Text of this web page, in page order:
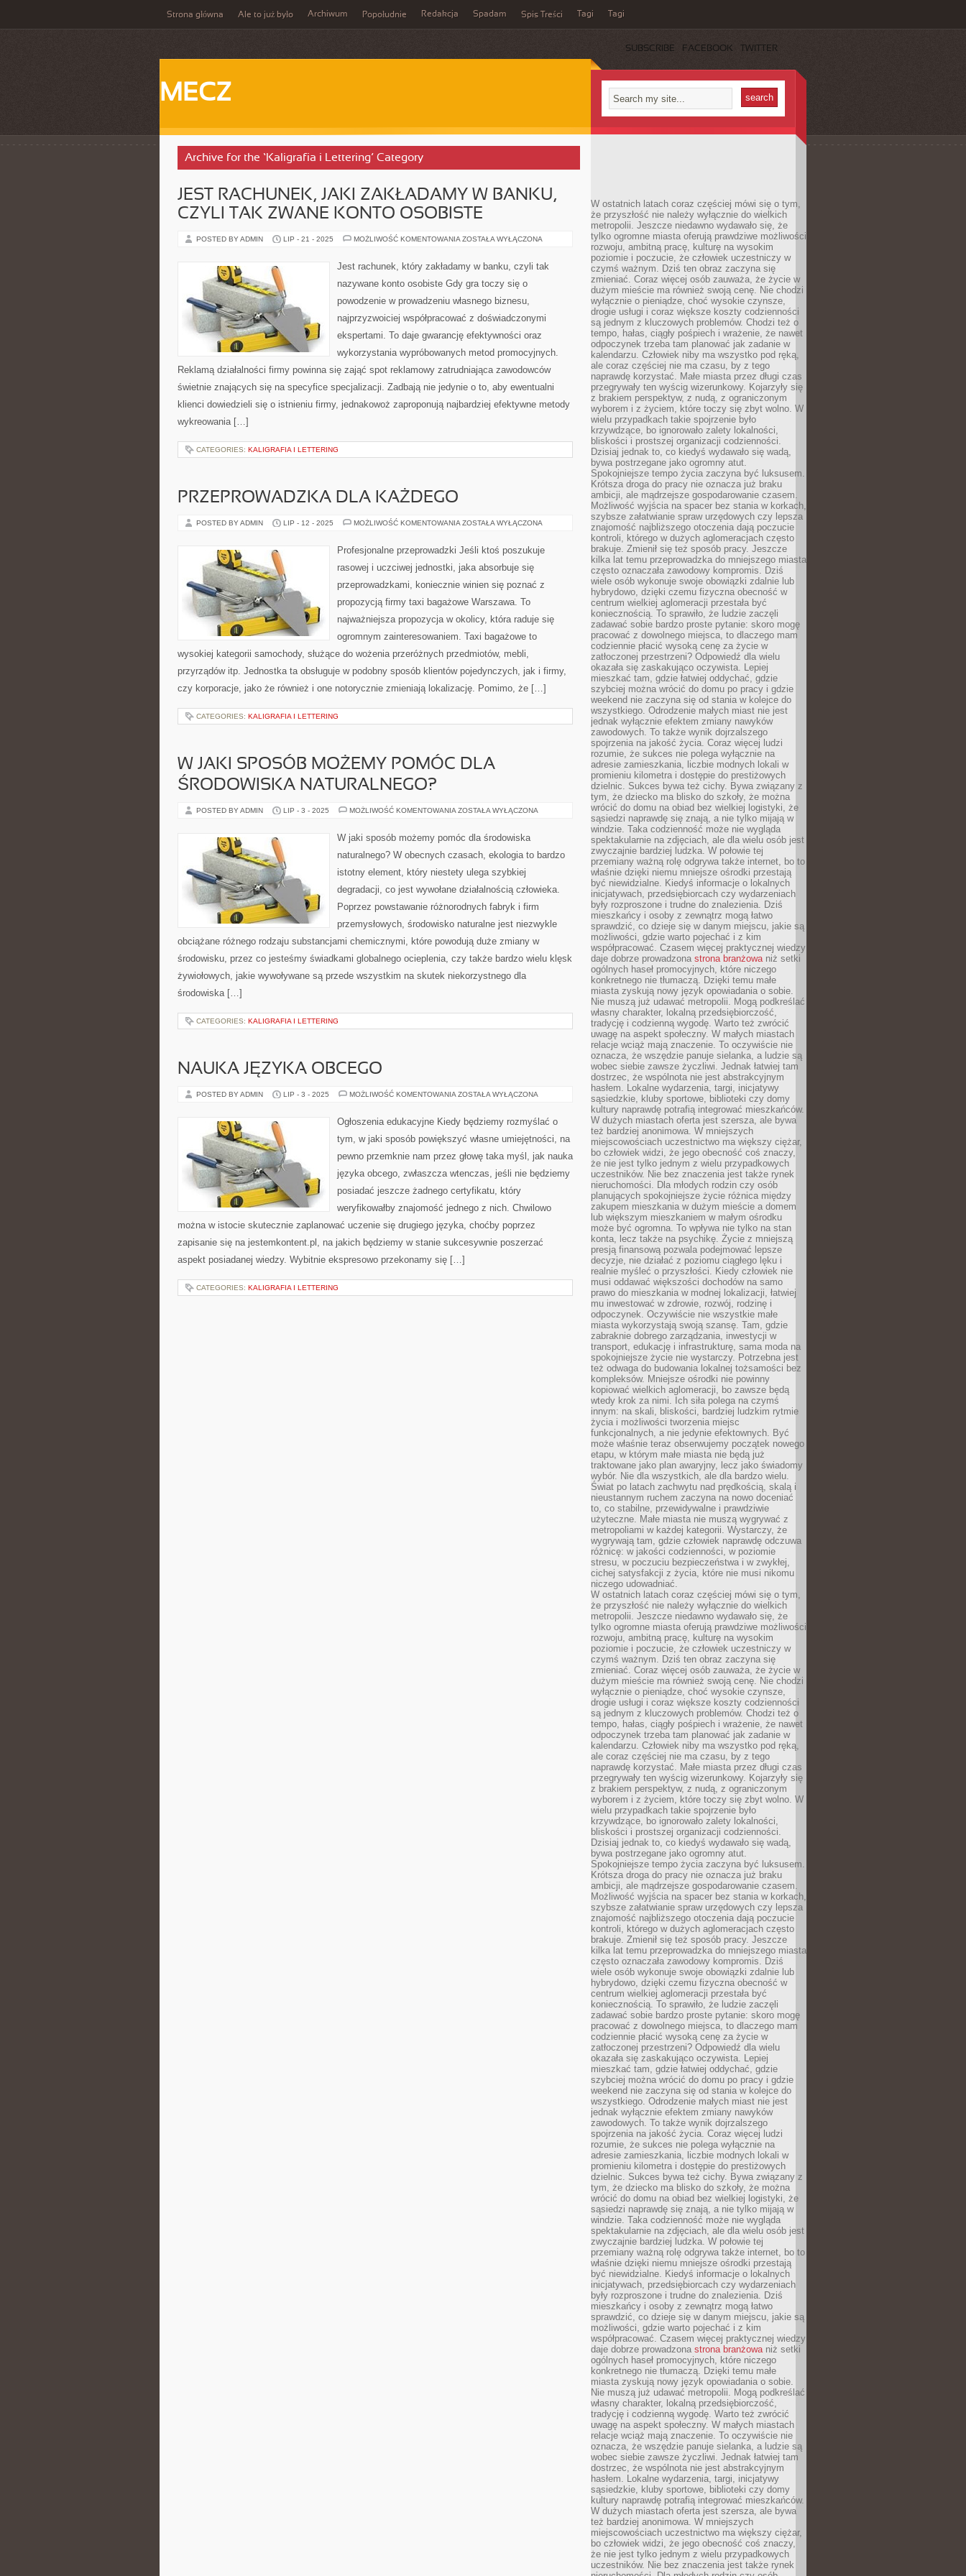
Strona główna Ale to już było Archiwum Popołudnie Redakcja Spadam Spis Treści Tagi Tagi
SUBSCRIBE FACEBOOK TWITTER
MECZ
Archive for the ‘Kaligrafia i Lettering’ Category
JEST RACHUNEK, JAKI ZAKŁADAMY W BANKU,
CZYLI TAK ZWANE KONTO OSOBISTE
POSTED BY ADMIN LIP - 21 - 2025 MOŻLIWOŚĆ KOMENTOWANIA JEST
ZAKŁADAMY
W
CZYLI
ZWANE
OSOBISTE
ZOSTAŁA WYŁĄCZONA
Jest rachunek, który zakładamy w banku, czyli tak
nazywane konto osobiste Gdy gra toczy się o
powodzenie w prowadzeniu własnego biznesu,
najprzyzwoiciej współpracować z doświadczonymi
ekspertami. To daje gwarancję efektywności oraz
wykorzystania wypróbowanych metod promocyjnych.
Reklamą działalności firmy powinna się zająć spot reklamowy zatrudniająca zawodowców
świetnie znających się na specyfice specjalizacji. Zadbają nie jedynie o to, aby ewentualni
klienci dowiedzieli się o istnieniu firmy, jednakowoż zaproponują najbardziej efektywne metody
wykreowania […]
CATEGORIES: KALIGRAFIA I LETTERING
PRZEPROWADZKA DLA KAŻDEGO
POSTED BY ADMIN LIP - 12 - 2025 MOŻLIWOŚĆ KOMENTOWANIA PRZEPROWADZKA
ZOSTAŁA WYŁĄCZONA
Profesjonalne przeprowadzki Jeśli ktoś poszukuje
rasowej i uczciwej jednostki, jaka absorbuje się
przeprowadzkami, koniecznie winien się poznać z
propozycją firmy taxi bagażowe Warszawa. To
najważniejsza propozycja w okolicy, która raduje się
ogromnym zainteresowaniem. Taxi bagażowe to
wysokiej kategorii samochody, służące do wożenia przeróżnych przedmiotów, mebli,
przyrządów itp. Jednostka ta obsługuje w podobny sposób klientów pojedynczych, jak i firmy,
czy korporacje, jako że również i one notorycznie zmieniają lokalizację. Pomimo, że […]
CATEGORIES: KALIGRAFIA I LETTERING
W JAKI SPOSÓB MOŻEMY POMÓC DLA
ŚRODOWISKA NATURALNEGO?
POSTED BY ADMIN LIP - 3 - 2025 MOŻLIWOŚĆ KOMENTOWANIA W
MOŻEMY
POMÓC
ŚRODOWISKA
ZOSTAŁA WYŁĄCZONA
W jaki sposób możemy pomóc dla środowiska
naturalnego? W obecnych czasach, ekologia to bardzo
istotny element, który niestety ulega szybkiej
degradacji, co jest wywołane działalnością człowieka.
Poprzez powstawanie różnorodnych fabryk i firm
przemysłowych, środowisko naturalne jest niezwykle
obciążane różnego rodzaju substancjami chemicznymi, które powodują duże zmiany w
środowisku, przez co jesteśmy świadkami globalnego ocieplenia, czy także bardzo wielu klęsk
żywiołowych, jakie wywoływane są przede wszystkim na skutek niekorzystnego dla
środowiska […]
CATEGORIES: KALIGRAFIA I LETTERING
NAUKA JĘZYKA OBCEGO
POSTED BY ADMIN LIP - 3 - 2025 MOŻLIWOŚĆ KOMENTOWANIA NAUKA
ZOSTAŁA WYŁĄCZONA
Ogłoszenia edukacyjne Kiedy będziemy rozmyślać o
tym, w jaki sposób powiększyć własne umiejętności, na
pewno przemknie nam przez głowę taka myśl, jak nauka
języka obcego, zwłaszcza wtenczas, jeśli nie będziemy
posiadać jeszcze żadnego certyfikatu, który
weryfikowałby znajomość jednego z nich. Chwilowo
można w istocie skutecznie zaplanować uczenie się drugiego języka, choćby poprzez
zapisanie się na jestemkontent.pl, na jakich będziemy w stanie sukcesywnie poszerzać
aspekt posiadanej wiedzy. Wybitnie ekspresowo przekonamy się […]
CATEGORIES: KALIGRAFIA I LETTERING
W ostatnich latach coraz częściej mówi się o tym,
że przyszłość nie należy wyłącznie do wielkich
metropolii. Jeszcze niedawno wydawało się, że
tylko ogromne miasta oferują prawdziwe możliwości
rozwoju, ambitną pracę, kulturę na wysokim
poziomie i poczucie, że człowiek uczestniczy w
czymś ważnym. Dziś ten obraz zaczyna się
zmieniać. Coraz więcej osób zauważa, że życie w
dużym mieście ma również swoją cenę. Nie chodzi
wyłącznie o pieniądze, choć wysokie czynsze,
drogie usługi i coraz większe koszty codzienności
są jednym z kluczowych problemów. Chodzi też o
tempo, hałas, ciągły pośpiech i wrażenie, że nawet
odpoczynek trzeba tam planować jak zadanie w
kalendarzu. Człowiek niby ma wszystko pod ręką,
ale coraz częściej nie ma czasu, by z tego
naprawdę korzystać. Małe miasta przez długi czas
przegrywały ten wyścig wizerunkowy. Kojarzyły się
z brakiem perspektyw, z nudą, z ograniczonym
wyborem i z życiem, które toczy się zbyt wolno. W
wielu przypadkach takie spojrzenie było
krzywdzące, bo ignorowało zalety lokalności,
bliskości i prostszej organizacji codzienności.
Dzisiaj jednak to, co kiedyś wydawało się wadą,
bywa postrzegane jako ogromny atut.
Spokojniejsze tempo życia zaczyna być luksusem.
Krótsza droga do pracy nie oznacza już braku
ambicji, ale mądrzejsze gospodarowanie czasem.
Możliwość wyjścia na spacer bez stania w korkach,
szybsze załatwianie spraw urzędowych czy lepsza
znajomość najbliższego otoczenia dają poczucie
kontroli, którego w dużych aglomeracjach często
brakuje. Zmienił się też sposób pracy. Jeszcze
kilka lat temu przeprowadzka do mniejszego miasta
często oznaczała zawodowy kompromis. Dziś
wiele osób wykonuje swoje obowiązki zdalnie lub
hybrydowo, dzięki czemu fizyczna obecność w
centrum wielkiej aglomeracji przestała być
koniecznością. To sprawiło, że ludzie zaczęli
zadawać sobie bardzo proste pytanie: skoro mogę
pracować z dowolnego miejsca, to dlaczego mam
codziennie płacić wysoką cenę za życie w
zatłoczonej przestrzeni? Odpowiedź dla wielu
okazała się zaskakująco oczywista. Lepiej
mieszkać tam, gdzie łatwiej oddychać, gdzie
szybciej można wrócić do domu po pracy i gdzie
weekend nie zaczyna się od stania w kolejce do
wszystkiego. Odrodzenie małych miast nie jest
jednak wyłącznie efektem zmiany nawyków
zawodowych. To także wynik dojrzalszego
spojrzenia na jakość życia. Coraz więcej ludzi
rozumie, że sukces nie polega wyłącznie na
adresie zamieszkania, liczbie modnych lokali w
promieniu kilometra i dostępie do prestiżowych
dzielnic. Sukces bywa też cichy. Bywa związany z
tym, że dziecko ma blisko do szkoły, że można
wrócić do domu na obiad bez wielkiej logistyki, że
sąsiedzi naprawdę się znają, a nie tylko mijają w
windzie. Taka codzienność może nie wygląda
spektakularnie na zdjęciach, ale dla wielu osób jest
zwyczajnie bardziej ludzka. W połowie tej
przemiany ważną rolę odgrywa także internet, bo to
właśnie dzięki niemu mniejsze ośrodki przestają
być niewidzialne. Kiedyś informacje o lokalnych
inicjatywach, przedsiębiorcach czy wydarzeniach
były rozproszone i trudne do znalezienia. Dziś
mieszkańcy i osoby z zewnątrz mogą łatwo
sprawdzić, co dzieje się w danym miejscu, jakie są
możliwości, gdzie warto pojechać i z kim
współpracować. Czasem więcej praktycznej wiedzy
daje dobrze prowadzona strona branżowaniż setki
ogólnych haseł promocyjnych, które niczego
konkretnego nie tłumaczą. Dzięki temu małe
miasta zyskują nowy język opowiadania o sobie.
Nie muszą już udawać metropolii. Mogą podkreślać
własny charakter, lokalną przedsiębiorczość,
tradycję i codzienną wygodę. Warto też zwrócić
uwagę na aspekt społeczny. W małych miastach
relacje wciąż mają znaczenie. To oczywiście nie
oznacza, że wszędzie panuje sielanka, a ludzie są
wobec siebie zawsze życzliwi. Jednak łatwiej tam
dostrzec, że wspólnota nie jest abstrakcyjnym
hasłem. Lokalne wydarzenia, targi, inicjatywy
sąsiedzkie, kluby sportowe, biblioteki czy domy
kultury naprawdę potrafią integrować mieszkańców.
W dużych miastach oferta jest szersza, ale bywa
też bardziej anonimowa. W mniejszych
miejscowościach uczestnictwo ma większy ciężar,
bo człowiek widzi, że jego obecność coś znaczy,
że nie jest tylko jednym z wielu przypadkowych
uczestników. Nie bez znaczenia jest także rynek
nieruchomości. Dla młodych rodzin czy osób
planujących spokojniejsze życie różnica między
zakupem mieszkania w dużym mieście a domem
lub większym mieszkaniem w małym ośrodku
może być ogromna. To wpływa nie tylko na stan
konta, lecz także na psychikę. Życie z mniejszą
presją finansową pozwala podejmować lepsze
decyzje, nie działać z poziomu ciągłego lęku i
realnie myśleć o przyszłości. Kiedy człowiek nie
musi oddawać większości dochodów na samo
prawo do mieszkania w modnej lokalizacji, łatwiej
mu inwestować w zdrowie, rozwój, rodzinę i
odpoczynek. Oczywiście nie wszystkie małe
miasta wykorzystają swoją szansę. Tam, gdzie
zabraknie dobrego zarządzania, inwestycji w
transport, edukację i infrastrukturę, sama moda na
spokojniejsze życie nie wystarczy. Potrzebna jest
też odwaga do budowania lokalnej tożsamości bez
kompleksów. Mniejsze ośrodki nie powinny
kopiować wielkich aglomeracji, bo zawsze będą
wtedy krok za nimi. Ich siła polega na czymś
innym: na skali, bliskości, bardziej ludzkim rytmie
życia i możliwości tworzenia miejsc
funkcjonalnych, a nie jedynie efektownych. Być
może właśnie teraz obserwujemy początek nowego
etapu, w którym małe miasta nie będą już
traktowane jako plan awaryjny, lecz jako świadomy
wybór. Nie dla wszystkich, ale dla bardzo wielu.
Świat po latach zachwytu nad prędkością, skalą i
nieustannym ruchem zaczyna na nowo doceniać
to, co stabilne, przewidywalne i prawdziwie
użyteczne. Małe miasta nie muszą wygrywać z
metropoliami w każdej kategorii. Wystarczy, że
wygrywają tam, gdzie człowiek naprawdę odczuwa
różnicę: w jakości codzienności, w poziomie
stresu, w poczuciu bezpieczeństwa i w zwykłej,
cichej satysfakcji z życia, które nie musi nikomu
niczego udowadniać.
W ostatnich latach coraz częściej mówi się o tym,
że przyszłość nie należy wyłącznie do wielkich
metropolii. Jeszcze niedawno wydawało się, że
tylko ogromne miasta oferują prawdziwe możliwości
rozwoju, ambitną pracę, kulturę na wysokim
poziomie i poczucie, że człowiek uczestniczy w
czymś ważnym. Dziś ten obraz zaczyna się
zmieniać. Coraz więcej osób zauważa, że życie w
dużym mieście ma również swoją cenę. Nie chodzi
wyłącznie o pieniądze, choć wysokie czynsze,
drogie usługi i coraz większe koszty codzienności
są jednym z kluczowych problemów. Chodzi też o
tempo, hałas, ciągły pośpiech i wrażenie, że nawet
odpoczynek trzeba tam planować jak zadanie w
kalendarzu. Człowiek niby ma wszystko pod ręką,
ale coraz częściej nie ma czasu, by z tego
naprawdę korzystać. Małe miasta przez długi czas
przegrywały ten wyścig wizerunkowy. Kojarzyły się
z brakiem perspektyw, z nudą, z ograniczonym
wyborem i z życiem, które toczy się zbyt wolno. W
wielu przypadkach takie spojrzenie było
krzywdzące, bo ignorowało zalety lokalności,
bliskości i prostszej organizacji codzienności.
Dzisiaj jednak to, co kiedyś wydawało się wadą,
bywa postrzegane jako ogromny atut.
Spokojniejsze tempo życia zaczyna być luksusem.
Krótsza droga do pracy nie oznacza już braku
ambicji, ale mądrzejsze gospodarowanie czasem.
Możliwość wyjścia na spacer bez stania w korkach,
szybsze załatwianie spraw urzędowych czy lepsza
znajomość najbliższego otoczenia dają poczucie
kontroli, którego w dużych aglomeracjach często
brakuje. Zmienił się też sposób pracy. Jeszcze
kilka lat temu przeprowadzka do mniejszego miasta
często oznaczała zawodowy kompromis. Dziś
wiele osób wykonuje swoje obowiązki zdalnie lub
hybrydowo, dzięki czemu fizyczna obecność w
centrum wielkiej aglomeracji przestała być
koniecznością. To sprawiło, że ludzie zaczęli
zadawać sobie bardzo proste pytanie: skoro mogę
pracować z dowolnego miejsca, to dlaczego mam
codziennie płacić wysoką cenę za życie w
zatłoczonej przestrzeni? Odpowiedź dla wielu
okazała się zaskakująco oczywista. Lepiej
mieszkać tam, gdzie łatwiej oddychać, gdzie
szybciej można wrócić do domu po pracy i gdzie
weekend nie zaczyna się od stania w kolejce do
wszystkiego. Odrodzenie małych miast nie jest
jednak wyłącznie efektem zmiany nawyków
zawodowych. To także wynik dojrzalszego
spojrzenia na jakość życia. Coraz więcej ludzi
rozumie, że sukces nie polega wyłącznie na
adresie zamieszkania, liczbie modnych lokali w
promieniu kilometra i dostępie do prestiżowych
dzielnic. Sukces bywa też cichy. Bywa związany z
tym, że dziecko ma blisko do szkoły, że można
wrócić do domu na obiad bez wielkiej logistyki, że
sąsiedzi naprawdę się znają, a nie tylko mijają w
windzie. Taka codzienność może nie wygląda
spektakularnie na zdjęciach, ale dla wielu osób jest
zwyczajnie bardziej ludzka. W połowie tej
przemiany ważną rolę odgrywa także internet, bo to
właśnie dzięki niemu mniejsze ośrodki przestają
być niewidzialne. Kiedyś informacje o lokalnych
inicjatywach, przedsiębiorcach czy wydarzeniach
były rozproszone i trudne do znalezienia. Dziś
mieszkańcy i osoby z zewnątrz mogą łatwo
sprawdzić, co dzieje się w danym miejscu, jakie są
możliwości, gdzie warto pojechać i z kim
współpracować. Czasem więcej praktycznej wiedzy
daje dobrze prowadzona strona branżowaniż setki
ogólnych haseł promocyjnych, które niczego
konkretnego nie tłumaczą. Dzięki temu małe
miasta zyskują nowy język opowiadania o sobie.
Nie muszą już udawać metropolii. Mogą podkreślać
własny charakter, lokalną przedsiębiorczość,
tradycję i codzienną wygodę. Warto też zwrócić
uwagę na aspekt społeczny. W małych miastach
relacje wciąż mają znaczenie. To oczywiście nie
oznacza, że wszędzie panuje sielanka, a ludzie są
wobec siebie zawsze życzliwi. Jednak łatwiej tam
dostrzec, że wspólnota nie jest abstrakcyjnym
hasłem. Lokalne wydarzenia, targi, inicjatywy
sąsiedzkie, kluby sportowe, biblioteki czy domy
kultury naprawdę potrafią integrować mieszkańców.
W dużych miastach oferta jest szersza, ale bywa
też bardziej anonimowa. W mniejszych
miejscowościach uczestnictwo ma większy ciężar,
bo człowiek widzi, że jego obecność coś znaczy,
że nie jest tylko jednym z wielu przypadkowych
uczestników. Nie bez znaczenia jest także rynek